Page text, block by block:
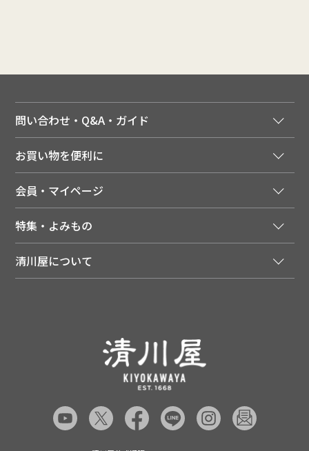
問い合わせ・Q&A・ガイド
ご利用ガイド
領収書について
送料について
配達日について
返品について
よくあるご質問（FAQ）
あんしんの品質保証について（産直品）
品質保証について（通常品）
お買い物を便利に
季節のカタログを無料でお届け
店舗・ECポイント共通アプリ
LINEお友だち登録
会員・マイページ
会員特典について
注文履歴
特集・よみもの
メディア掲載商品
清川屋のレビューを見る
清川屋について